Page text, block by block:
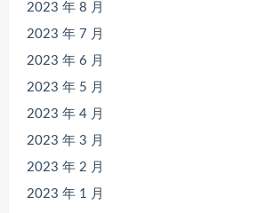
2023 年 8 月
2023 年 7 月
2023 年 6 月
2023 年 5 月
2023 年 4 月
2023 年 3 月
2023 年 2 月
2023 年 1 月